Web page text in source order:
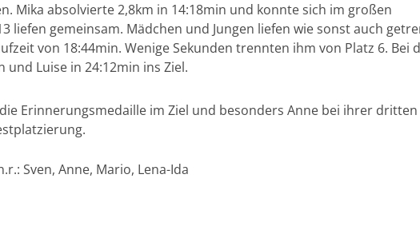
Mika absolvierte 2,8km in 14:18min und konnte sich im großen
liefen gemeinsam. Mädchen und Jungen liefen wie sonst auch
von 18:44min. Wenige Sekunden trennten ihm von Platz 6. Bei
Luise in 24:12min ins Ziel.
Erinnerungsmedaille im Ziel und besonders Anne bei ihrer dritten